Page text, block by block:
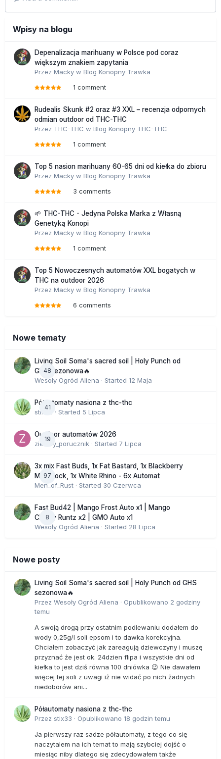
Wpisy na blogu
Depenalizacja marihuany w Polsce pod coraz
większym znakiem zapytania
Przez Macky w Blog Konopny Trawka
1 comment
Rudealis Skunk #2 oraz #3 XXL – recenzja odpornych
odmian outdoor od THC-THC
Przez THC-THC w Blog Konopny THC-THC
1 comment
Top 5 nasion marihuany 60-65 dni od kiełka do zbioru
Przez Macky w Blog Konopny Trawka
3 comments
🌱 THC-THC - Jedyna Polska Marka z Własną
Genetyką Konopi
Przez Macky w Blog Konopny Trawka
1 comment
Top 5 Nowoczesnych automatów XXL bogatych w
THC na outdoor 2026
Przez Macky w Blog Konopny Trawka
6 comments
Nowe tematy
48
Living Soil Soma's sacred soil | Holy Punch od
GHS sezonowa🔥
Wesoły Ogród Aliena · Started 12 Maja
41
Półautomaty nasiona z thc-thc
stix33 · Started 5 Lipca
19
Outdoor automatów 2026
zielony_porucznik · Started 7 Lipca
97
3x mix Fast Buds, 1x Fat Bastard, 1x Blackberry
Moonrock, 1x White Rhino - 6x Automat
Men_of_Rust · Started 30 Czerwca
8
Fast Bud42 | Mango Frost Auto x1 | Mango
Cherry Runtz x2 | GMO Auto x1
Wesoły Ogród Aliena · Started 28 Lipca
Nowe posty
Living Soil Soma's sacred soil | Holy Punch od GHS
sezonowa🔥
Przez Wesoły Ogród Aliena · Opublikowano 2 godziny
temu
A swoją drogą przy ostatnim podlewaniu dodałem do
wody 0,25g/l soli epsom i to dawka korekcyjna.
Chciałem zobaczyć jak zareagują dziewczyny i muszę
przyznać że jest ok. 24dzien flipa i wszystkie dni od
kiełka to jest dziś równa 100 dniówka 😉 Nie dawałem
więcej tej soli z uwagi iż nie widać po nich żadnych
niedoborów ani...
Półautomaty nasiona z thc-thc
Przez stix33 · Opublikowano 18 godzin temu
Ja pierwszy raz sadze półautomaty, z tego co się
naczytalem na ich temat to mają szybciej dojść o
miesiąc niby dlatego się zdecydowałem także